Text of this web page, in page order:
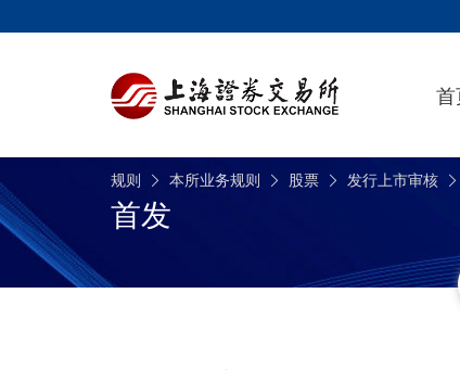
首
规则 本所业务规则 股票 发行上市审核
首发